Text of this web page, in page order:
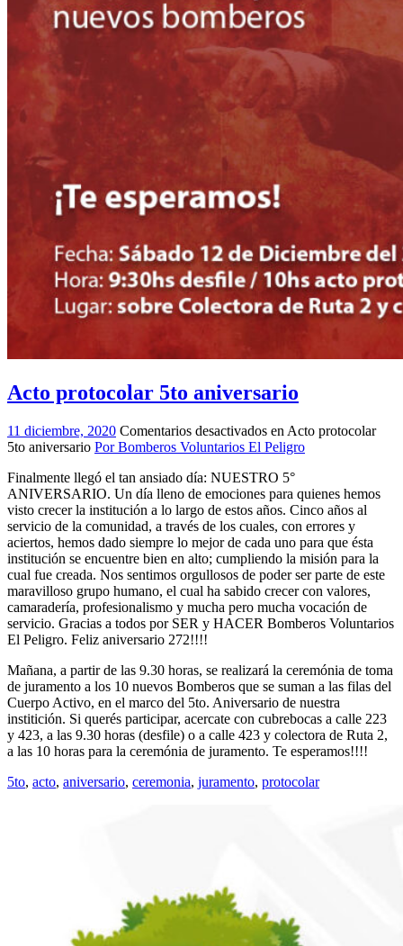
Acto protocolar 5to aniversario
11 diciembre, 2020 Comentarios desactivados en Acto protocolar
5to aniversario Por Bomberos Voluntarios El Peligro
Finalmente llegó el tan ansiado día: NUESTRO 5°
ANIVERSARIO. Un día lleno de emociones para quienes hemos
visto crecer la institución a lo largo de estos años. Cinco años al
servicio de la comunidad, a través de los cuales, con errores y
aciertos, hemos dado siempre lo mejor de cada uno para que ésta
institución se encuentre bien en alto; cumpliendo la misión para la
cual fue creada. Nos sentimos orgullosos de poder ser parte de este
maravilloso grupo humano, el cual ha sabido crecer con valores,
camaradería, profesionalismo y mucha pero mucha vocación de
servicio. Gracias a todos por SER y HACER Bomberos Voluntarios
El Peligro. Feliz aniversario 272!!!!
Mañana, a partir de las 9.30 horas, se realizará la ceremónia de toma
de juramento a los 10 nuevos Bomberos que se suman a las filas del
Cuerpo Activo, en el marco del 5to. Aniversario de nuestra
institición. Si querés participar, acercate con cubrebocas a calle 223
y 423, a las 9.30 horas (desfile) o a calle 423 y colectora de Ruta 2,
a las 10 horas para la ceremónia de juramento. Te esperamos!!!!
5to, acto, aniversario, ceremonia, juramento, protocolar